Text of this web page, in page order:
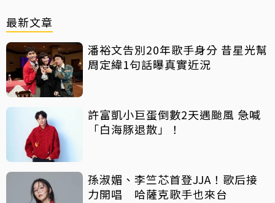
最新文章
潘裕文告別20年歌手身分 昔星光幫
周定緯1句話曝真實近況
許富凱小巨蛋倒數2天遇颱風 急喊
「白海豚退散」！
孫淑媚、李竺芯首登JJA！歌后接
力開唱 哈薩克歌手也來台